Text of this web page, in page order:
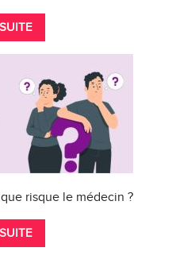
risque le médecin ?